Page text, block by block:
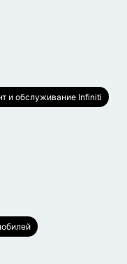
и обслуживание Infiniti